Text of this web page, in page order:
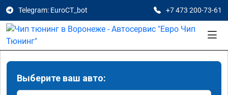
Telegram: EuroCT_bot +7 473 200-73-61
Выберите ваш авто: